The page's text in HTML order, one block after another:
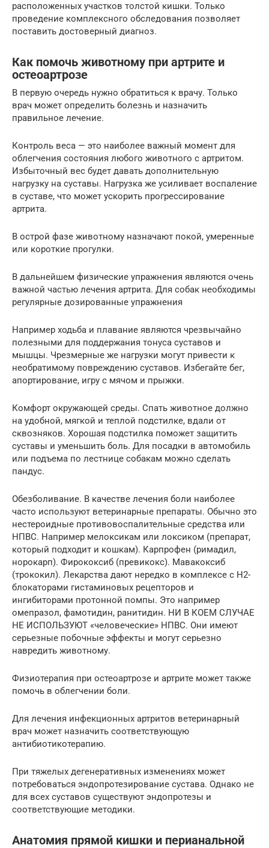
расположенных участков толстой кишки. Только
проведение комплексного обследования позволяет
поставить достоверный диагноз.
Как помочь животному при артрите и
остеоартрозе
В первую очередь нужно обратиться к врачу. Только
врач может определить болезнь и назначить
правильное лечение.
Контроль веса — это наиболее важный момент для
облегчения состояния любого животного с артритом.
Избыточный вес будет давать дополнительную
нагрузку на суставы. Нагрузка же усиливает воспаление
в суставе, что может ускорить прогрессирование
артрита.
В острой фазе животному назначают покой, умеренные
или короткие прогулки.
В дальнейшем физические упражнения являются очень
важной частью лечения артрита. Для собак необходимы
регулярные дозированные упражнения
Например ходьба и плавание являются чрезвычайно
полезными для поддержания тонуса суставов и
мышцы. Чрезмерные же нагрузки могут привести к
необратимому повреждению суставов. Избегайте бег,
апортирование, игру с мячом и прыжки.
Комфорт окружающей среды. Спать животное должно
на удобной, мягкой и теплой подстилке, вдали от
сквозняков. Хорошая подстилка поможет защитить
суставы и уменьшить боль. Для посадки в автомобиль
или подъема по лестнице собакам можно сделать
пандус.
Обезболивание. В качестве лечения боли наиболее
часто используют ветеринарные препараты. Обычно это
нестероидные противовоспалительные средства или
НПВС. Например мелоксикам или локсиком (препарат,
который подходит и кошкам). Карпрофен (римадил,
норокарп). Фирококсиб (превикокс). Мавакоксиб
(трококил). Лекарства дают нередко в комплексе с Н2-
блокаторами гистаминовых рецепторов и
ингибиторами протонной помпы. Это например
омепразол, фамотидин, ранитидин. НИ В КОЕМ СЛУЧАЕ
НЕ ИСПОЛЬЗУЮТ «человеческие» НПВС. Они имеют
серьезные побочные эффекты и могут серьезно
навредить животному.
Физиотерапия при остеоартрозе и артрите может также
помочь в облегчении боли.
Для лечения инфекционных артритов ветеринарный
врач может назначить соответствующую
антибиотикотерапию.
При тяжелых дегенеративных изменениях может
потребоваться эндопротезирование сустава. Однако не
для всех суставов существуют эндопротезы и
соответствующие методики.
Анатомия прямой кишки и перианальной